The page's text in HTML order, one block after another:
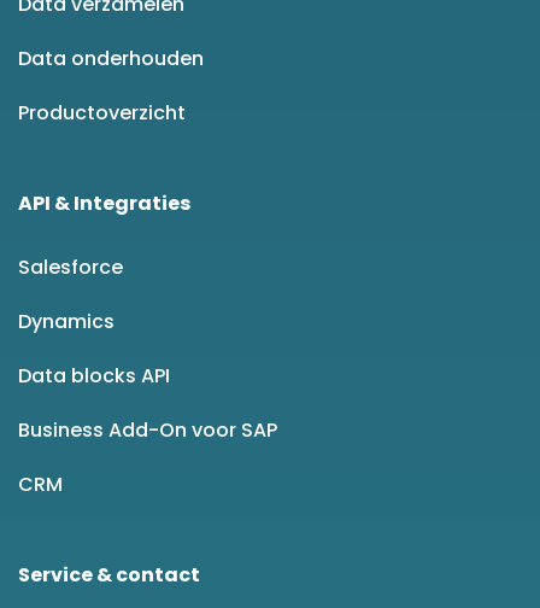
Data onderhouden
Productoverzicht
API & Integraties
Salesforce
Dynamics
Data blocks API
Business Add-On voor SAP
CRM
Service & contact